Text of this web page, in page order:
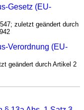
Gesetz (EU-
zuletzt geändert durch
Verordnung (EU-
geändert durch Artikel 2